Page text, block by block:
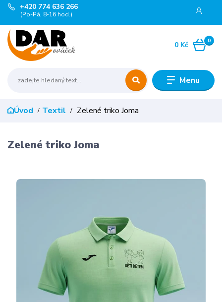
Menu
+420 774 636 266
(Po-Pá, 8-16 hod.)
0
0 Kč
Úvod Textil Zelené triko Joma
Zelené triko Joma